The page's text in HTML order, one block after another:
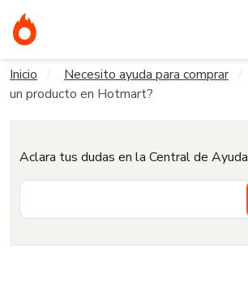
Inicio Necesito ayuda para comprar
un producto en Hotmart?
Aclara tus dudas en la Central de Ayuda